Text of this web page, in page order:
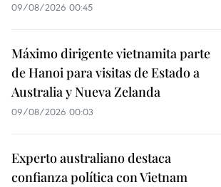
09/08/2026 00:45
Máximo dirigente vietnamita parte
de Hanoi para visitas de Estado a
Australia y Nueva Zelanda
09/08/2026 00:03
Experto australiano destaca
confianza política con Vietnam